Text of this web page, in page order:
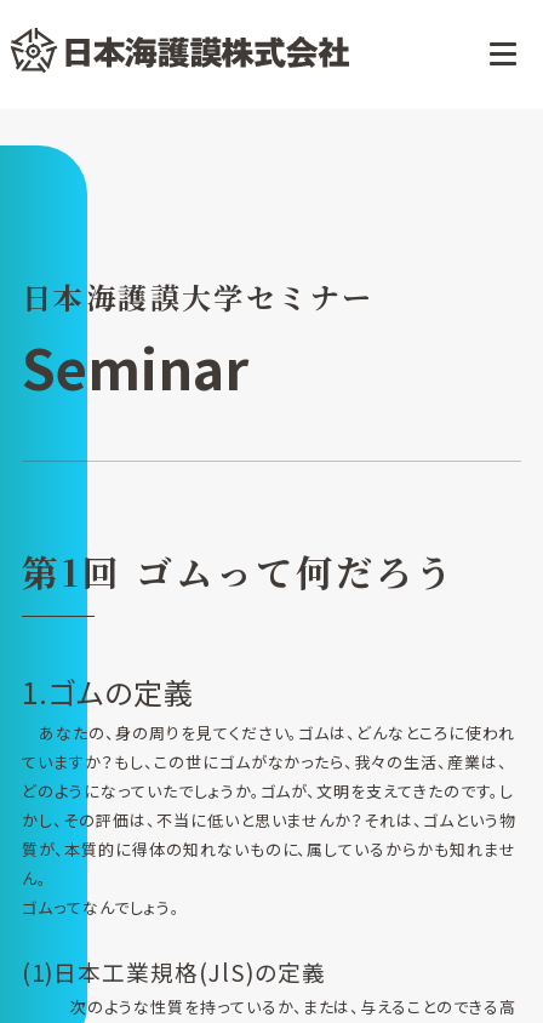
日本海護謨大学セミナー
Seminar
第1回 ゴムって何だろう
1.ゴムの定義
あなたの、身の周りを見てください。ゴムは、どんなところに使われ
ていますか？もし、この世にゴムがなかったら、我々の生活、産業は、
どのようになっていたでしょうか。ゴムが、文明を支えてきたのです。し
かし、その評価は、不当に低いと思いませんか？それは、ゴムという物
質が、本質的に得体の知れないものに、属しているからかも知れませ
ん。
ゴムってなんでしょう｡
(1)日本工業規格(JlS)の定義
次のような性質を持っているか、または、与えることのできる高